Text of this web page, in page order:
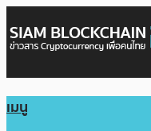
เมนู